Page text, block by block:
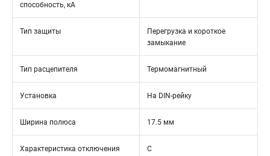
способность, кА
Тип защиты
Перегрузка и короткое
замыкание
Тип расцепителя Термомагнитный
Установка На DIN-рейку
Ширина полюса 17.5 мм
Характеристика отключения C